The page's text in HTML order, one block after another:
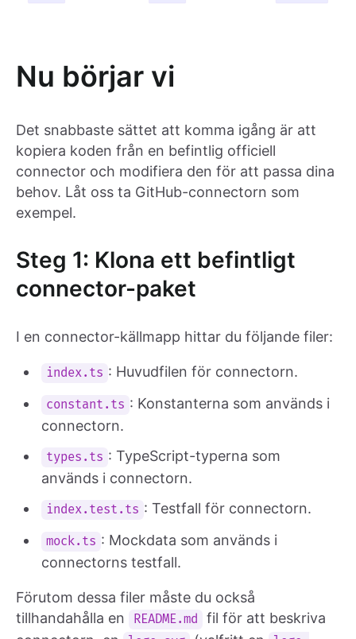
Nu börjar vi
Det snabbaste sättet att komma igång är att
kopiera koden från en befintlig officiell
connector och modifiera den för att passa dina
behov. Låt oss ta GitHub-connectorn som
exempel.
Steg 1: Klona ett befintligt
connector-paket
I en connector-källmapp hittar du följande filer:
index.ts : Huvudfilen för connectorn.
constant.ts : Konstanterna som används i
connectorn.
types.ts : TypeScript-typerna som
används i connectorn.
index.test.ts : Testfall för connectorn.
mock.ts : Mockdata som används i
connectorns testfall.
Förutom dessa filer måste du också
tillhandahålla en
README.md
fil för att beskriva